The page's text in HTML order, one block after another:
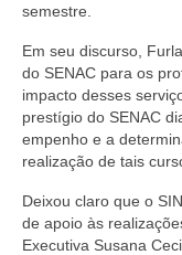
semestre.
Em seu discurso,
do SENAC para os
impacto desses
prestígio do SENAC
empenho e a
realização de tais
Deixou claro que o
de apoio às
Executiva Susana